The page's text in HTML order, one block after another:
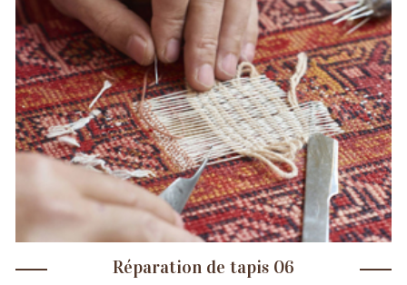
Réparation de tapis 06